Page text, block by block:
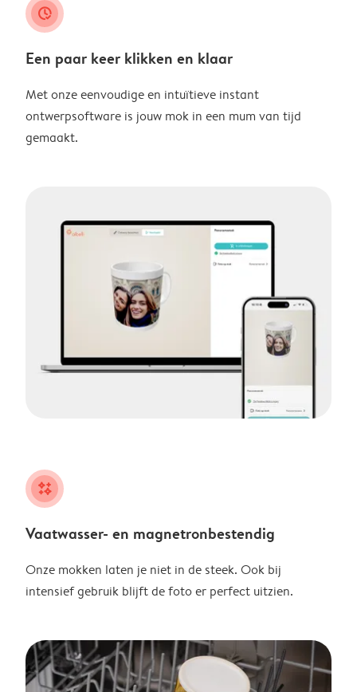
clock_check
Een paar keer klikken en klaar
Met onze eenvoudige en intuïtieve instant
ontwerpsoftware is jouw mok in een mum van tijd
gemaakt.
night
Vaatwasser- en magnetronbestendig
Onze mokken laten je niet in de steek. Ook bij
intensief gebruik blijft de foto er perfect uitzien.